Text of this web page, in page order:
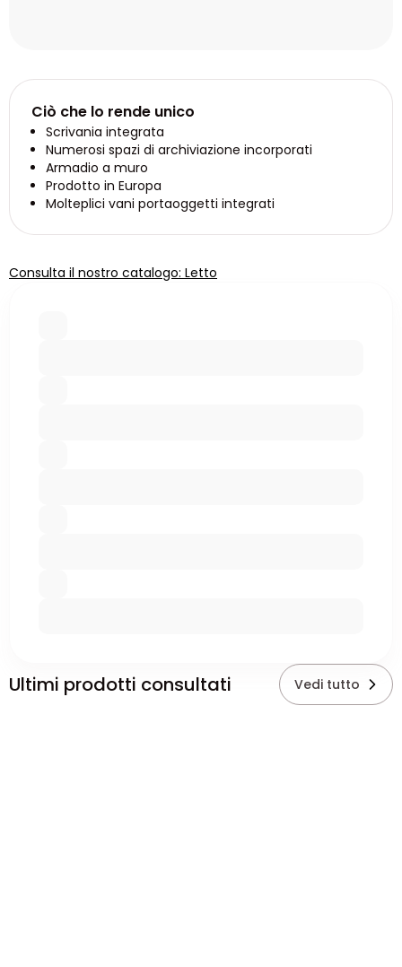
Ciò che lo rende unico
Scrivania integrata
Numerosi spazi di archiviazione incorporati
Armadio a muro
Prodotto in Europa
Molteplici vani portaoggetti integrati
Consulta il nostro catalogo: Letto
Ultimi prodotti consultati Vedi tutto